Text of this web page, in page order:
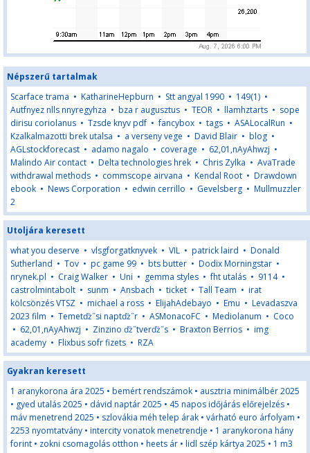
Népszerű tartalmak
Scarface trama • KatharineHepburn • Stt angyal 1990 • 149(1) •
Autfnyez nlls nnyregyhza • bza r augusztus • TEOR • llamhztarts • sope
dirisu coriolanus • Tzsde knyv pdf •fancybox • tags • ASALocalRun •
Kzalkalmazotti brek utalsa • a verseny vege • David Blair • blog •
AGLstockforecast • adamo nagalo • coverage • 62,01,nAyAhwzj •
Malindo Air contact • Delta technologies hrek • Chris Zylka • AvaTrade
withdrawal methods • commscope airvana • Kendal Root • Drawdown
ebook • News Corporation • edwin cerrillo • Gevelsberg • Mullmuzzler
2
Utoljára keresett
what you deserve • vlsgforgatknyvek • VIL • patrick laird • Donald
Sutherland • Tov • pc game 99 • bts butter • Dodix Morningstar •
nrynek.pl • Craig Walker • Uni • gemma styles •fht utalás • 9114•
castrolmintabolt • sunm • Ansbach • ticket • Tall Team • irat
kölcsönzés VTSZ • michael a ross • ElijahAdebayo • Emu • Levadaszva
2023 film • Temetďż˝si naptďż˝r • ASMonacoFC • Mediolanum • Coco
• 62,01,nAyAhwzj • Zinzino ďż˝tverďż˝s • Braxton Berrios • img
academy • Flixbus sofr fizets • RZA
Gyakran keresett
1 aranykorona ára 2025 • bemért rendszámok • ausztria minimálbér 2025
• gyed utalás 2025 • dávid naptár 2025 • 45 napos időjárás előrejelzés •
máv menetrend 2025 • szlovákia méh telep árak • várható euro árfolyam •
2253 nyomtatvány • intercity vonatok menetrendje • 1 aranykorona hány
forint • zokni csomagolás otthon • heets ár • lidl szép kártya 2025 • 1 m3